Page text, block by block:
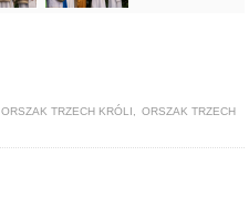
ORSZAK TRZECH KRÓLI
ORSZAK TRZECH